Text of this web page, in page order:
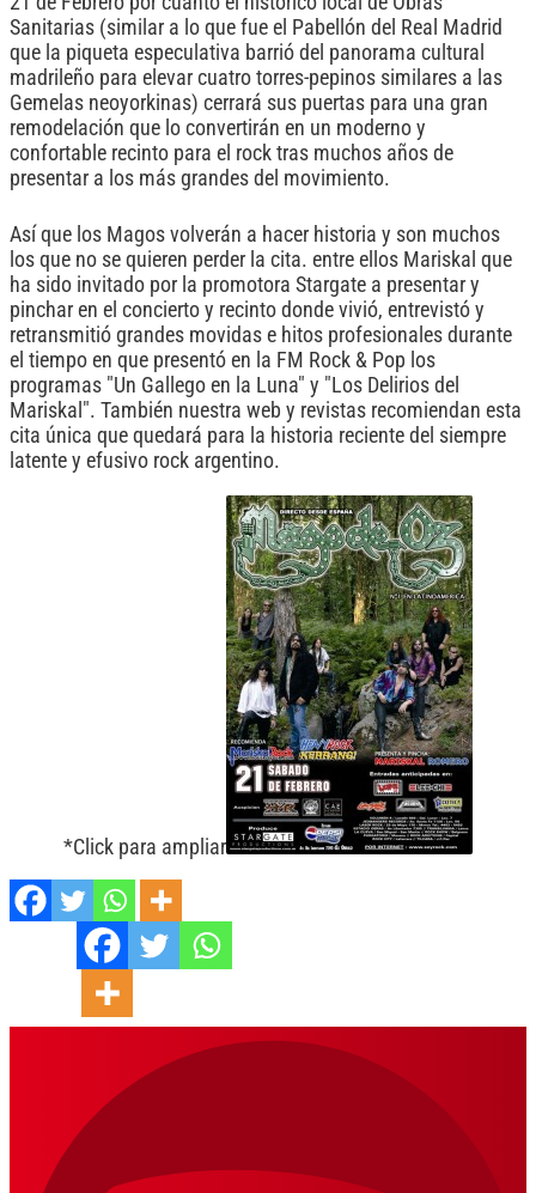
Sanitarias (similar a lo que fue el Pabellón del Real Madrid
que la piqueta especulativa barrió del panorama cultural
madrileño para elevar cuatro torres-pepinos similares a las
Gemelas neoyorkinas) cerrará sus puertas para una gran
remodelación que lo convertirán en un moderno y
confortable recinto para el rock tras muchos años de
presentar a los más grandes del movimiento.
Así que los Magos volverán a hacer historia y son muchos
los que no se quieren perder la cita. entre ellos Mariskal que
ha sido invitado por la promotora Stargate a presentar y
pinchar en el concierto y recinto donde vivió, entrevistó y
retransmitió grandes movidas e hitos profesionales durante
el tiempo en que presentó en la FM Rock & Pop los
programas "Un Gallego en la Luna" y "Los Delirios del
Mariskal". También nuestra web y revistas recomiendan esta
cita única que quedará para la historia reciente del siempre
latente y efusivo rock argentino.
*Click para ampliar